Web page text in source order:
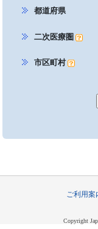
都道府県
二次医療圏
市区町村
ご利用案
Copyright